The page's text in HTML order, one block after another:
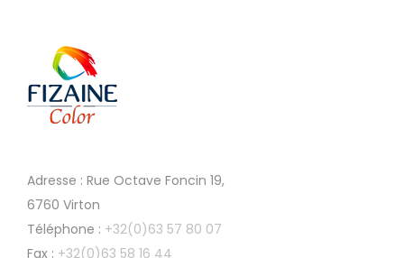
Adresse : Rue Octave Foncin 19,
6760 Virton
Téléphone : +32(0)63 57 80 07
Fax : +32(0)63 58 16 44